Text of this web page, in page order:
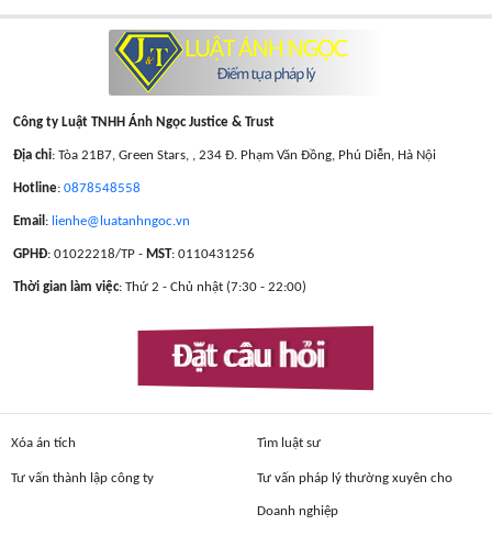
Công ty Luật TNHH Ánh Ngọc Justice & Trust
Địa chỉ: Tòa 21B7, Green Stars, , 234 Đ. Phạm Văn Đồng, Phú Diễn, Hà Nội
Hotline: 0878548558
Email : lienhe@luatanhngoc.vn
GPHĐ: 01022218/TP - MST: 0110431256
Thời gian làm việc: Thứ 2 - Chủ nhật (7:30 - 22:00)
Đặt câu hỏi
Xóa án tích Tìm luật sư
Tư vấn thành lập công ty Tư vấn pháp lý thường xuyên cho
Doanh nghiệp